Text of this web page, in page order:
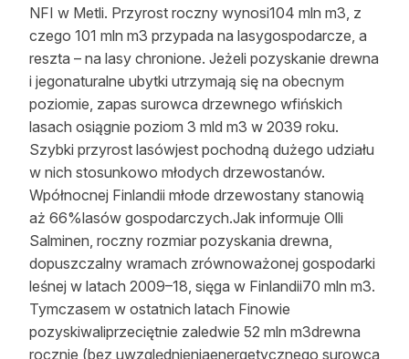
NFI w Metli. Przyrost roczny wynosi104 mln m3, z
czego 101 mln m3 przypada na lasygospodarcze, a
reszta – na lasy chronione. Jeżeli pozyskanie drewna
i jegonaturalne ubytki utrzymają się na obecnym
poziomie, zapas surowca drzewnego wfińskich
lasach osiągnie poziom 3 mld m3 w 2039 roku.
Szybki przyrost lasówjest pochodną dużego udziału
w nich stosunkowo młodych drzewostanów.
Wpółnocnej Finlandii młode drzewostany stanowią
aż 66%lasów gospodarczych.Jak informuje Olli
Salminen, roczny rozmiar pozyskania drewna,
dopuszczalny wramach zrównoważonej gospodarki
leśnej w latach 2009–18, sięga w Finlandii70 mln m3.
Tymczasem w ostatnich latach Finowie
pozyskiwaliprzeciętnie zaledwie 52 mln m3drewna
rocznie (bez uwzględnieniaenergetycznego surowca